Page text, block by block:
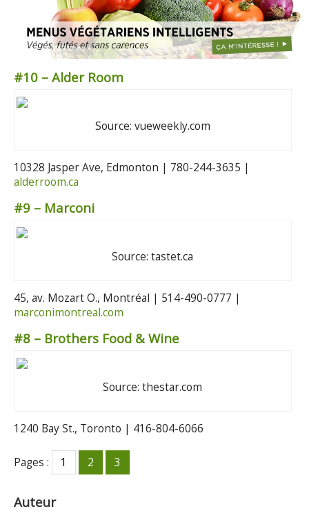
#10 – Alder Room
Source: vueweekly.com
10328 Jasper Ave, Edmonton | 780-244-3635 |
alderroom.ca
#9 – Marconi
Source: tastet.ca
45, av. Mozart O., Montréal | 514-490-0777 |
marconimontreal.com
#8 – Brothers Food & Wine
Source: thestar.com
1240 Bay St., Toronto | 416-804-6066
Pages : 1 2 3
Auteur